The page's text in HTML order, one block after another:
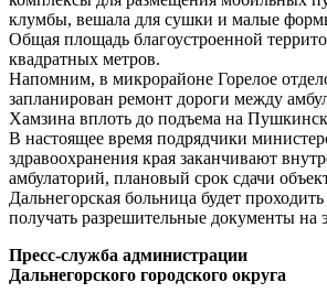
клумбы, вешала для сушки и малые
Общая площадь благоустроенной
квадратных метров.
Напомним, в микрорайоне Горелое
запланирован ремонт дороги между
Хамзина вплоть до подъема на
В настоящее время подрядчики
здравоохранения края заканчивают
амбулаторий, плановый срок сдачи
Дальнегорская больница будет
получать разрешительные документы на
Пресс-служба администрации
Дальнегорского городского округа